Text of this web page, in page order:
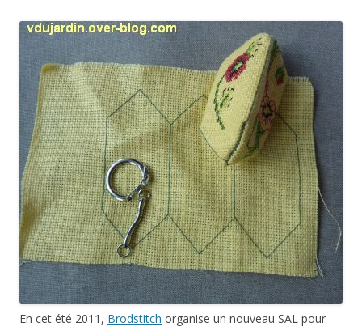
En cet été 2011, Brodstitch organise un nouveau SAL pour